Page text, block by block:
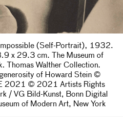
(Self-Portrait), 1932.
x 29.3 cm. The Museum of
Thomas Walther Collection.
of Howard Stein ©
2021 © 2021 Artists Rights
/ VG Bild-Kunst, Bonn Digital
of Modern Art, New York